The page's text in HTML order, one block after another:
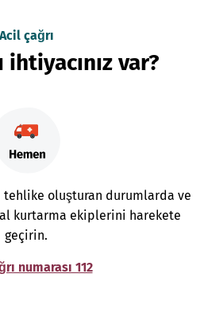
Acil çağrı
ihtiyacınız var?
tehlike oluşturan durumlarda ve
kurtarma ekiplerini harekete
geçirin.
numarası 112